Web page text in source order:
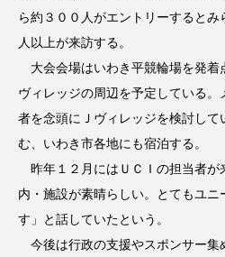
ら約３００人がエントリーすると
人以上が来訪する。
大会会場はいわき平競輪場を発着
ヴィレッジの周辺を予定している
者を念頭にＪヴィレッジを検討し
む、いわき市各地にも宿泊する。
昨年１２月にはＵＣＩの担当者が
内・施設が素晴らしい。とてもユ
す」と話していたという。
今後は行政の支援やスポンサー集